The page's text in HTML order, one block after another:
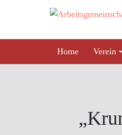
Home
Verein